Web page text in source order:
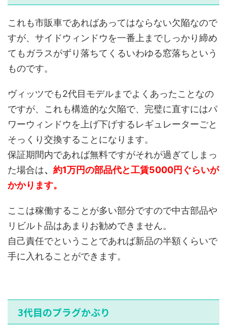
これも市販車であればあってはならない欠陥なので
すが、サイドウィンドウを一番上までしっかり締め
てもガラスがずり落ちてくるいわゆる窓落ちという
ものです。
ヴィッツでも2代目モデルまでよくあったことなの
ですが、これも構造的な欠陥で、完璧に直すにはパ
ワーウィンドウを上げ下げするレギュレーターごと
そっくり交換することになります。
保証期間内であれば無料ですがそれが過ぎてしまっ
た場合は、 約1万円の部品代と工賃5000円ぐらいが
かかります。
ここは稼働することが多い部分ですので中古部品や
リビルト品はあまりお勧めできません。
自己責任でということであれば新品の半額くらいで
手に入れることができます。
3代目のプラグかぶり